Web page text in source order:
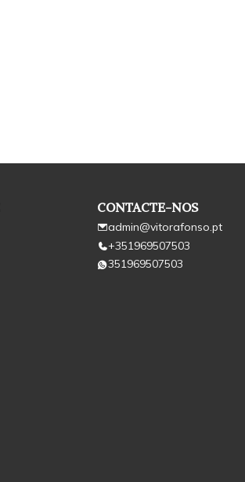
CONTACTE-NOS
admin@vitorafonso.pt
+351969507503
351969507503